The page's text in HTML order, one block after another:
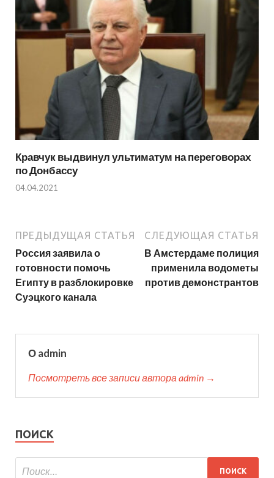
Кравчук выдвинул ультиматум на переговорах
по Донбассу
04.04.2021
ПРЕДЫДУЩАЯ СТАТЬЯ
Россия заявила о
готовности помочь
Египту в разблокировке
Суэцкого канала
СЛЕДУЮЩАЯ СТАТЬЯ
В Амстердаме полиция
применила водометы
против демонстрантов
О admin
Посмотреть все записи автора admin →
ПОИСК